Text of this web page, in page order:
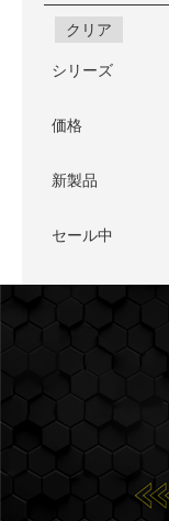
クリア
シリーズ
価格
新製品
セール中